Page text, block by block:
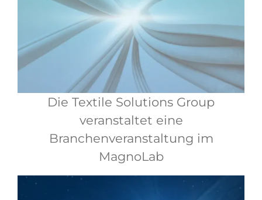
Die Textile Solutions Group
veranstaltet eine
Branchenveranstaltung im
MagnoLab